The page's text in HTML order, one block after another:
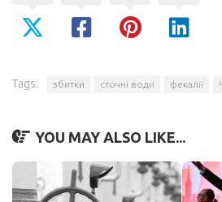
Tags: збитки сточні води фекалії
YOU MAY ALSO LIKE...